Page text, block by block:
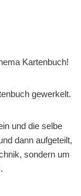
Kartenbuch!
gewerkelt.
und die selbe
dann aufgeteilt,
sondern um